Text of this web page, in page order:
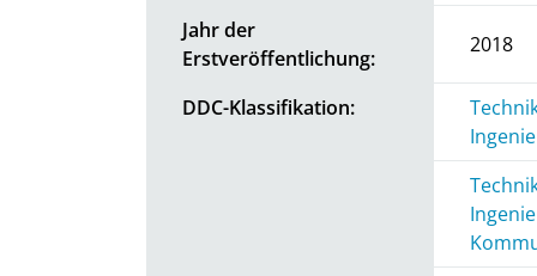
Jahr der
Erstveröffentlichung:
2018
DDC-Klassifikation: